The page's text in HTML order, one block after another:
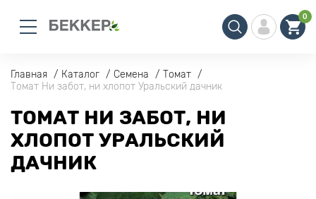
0
Главная Каталог Семена
Томат
Томат Ни забот, ни хлопот Уральский дачник
ТОМАТ НИ ЗАБОТ, НИ
ХЛОПОТ УРАЛЬСКИЙ
ДАЧНИК